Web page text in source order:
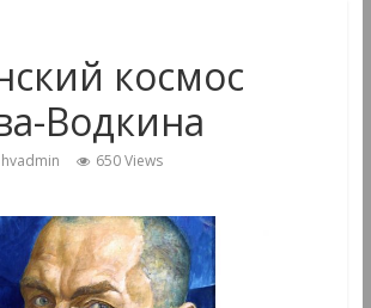
космос
Водкина
hvadmin 650 Views